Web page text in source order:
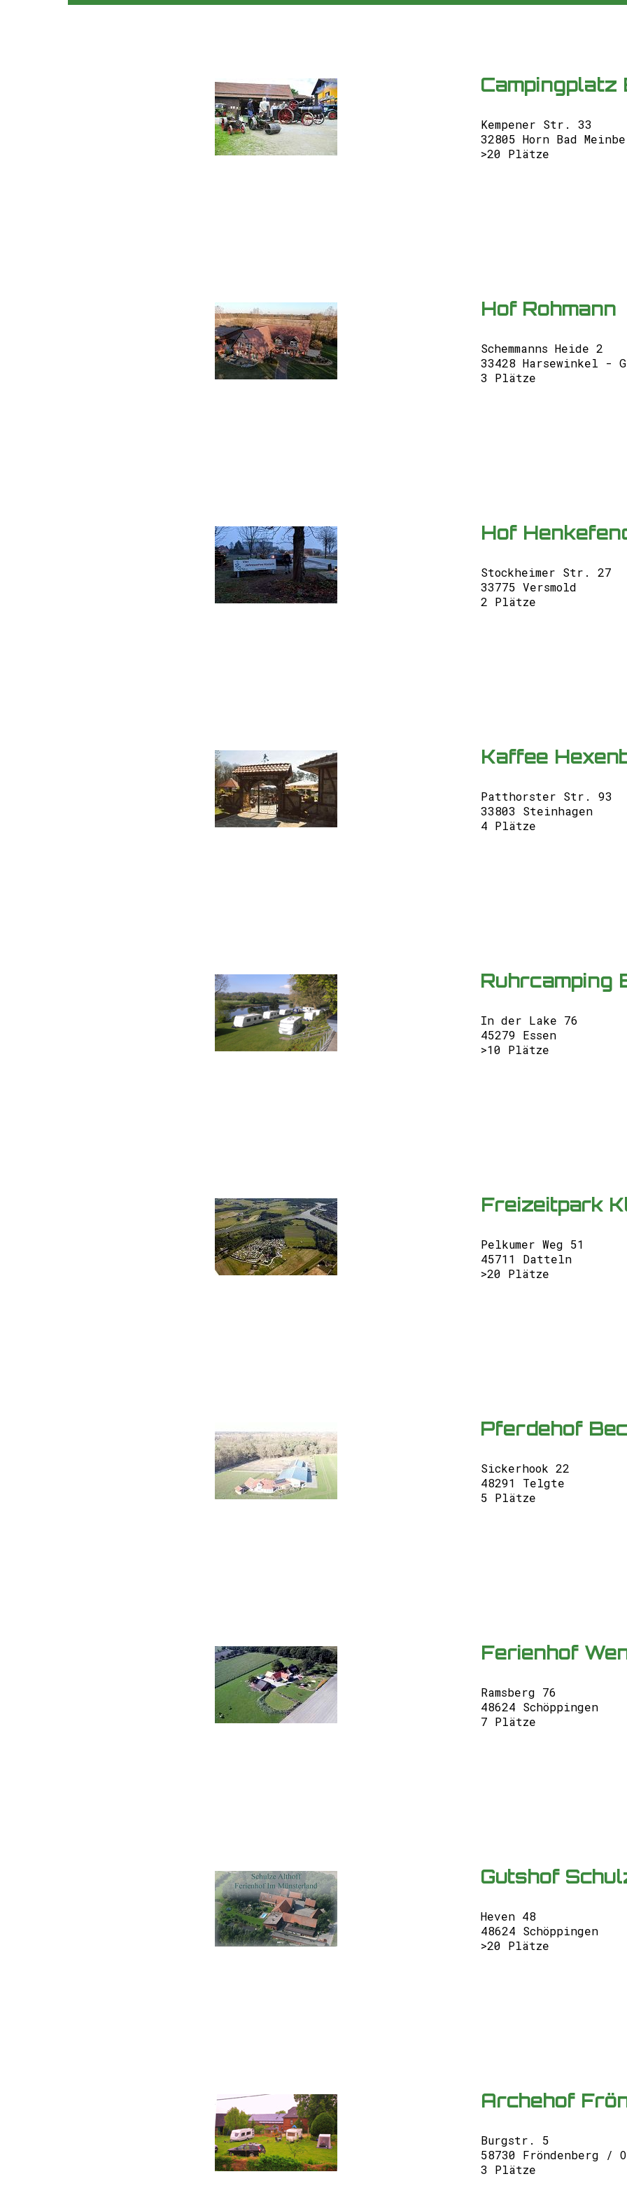
Campingplatz
Kempener Str. 33
32805 Horn Bad
>20 Plätze
Hof Rohmann
Schemmanns Heide 2
33428 Harsewinkel -
3 Plätze
Hof
Stockheimer Str. 27
33775 Versmold
2 Plätze
Kaffee
Patthorster Str. 93
33803 Steinhagen
4 Plätze
Ruhrcamping
In der Lake 76
45279 Essen
>10 Plätze
Freizeitpark
Pelkumer Weg 51
45711 Datteln
>20 Plätze
Pferdehof
Sickerhook 22
48291 Telgte
5 Plätze
Ferienhof
Ramsberg 76
48624 Schöppingen
7 Plätze
Gutshof
Heven 48
48624 Schöppingen
>20 Plätze
Archehof
Burgstr. 5
58730 Fröndenberg /
3 Plätze